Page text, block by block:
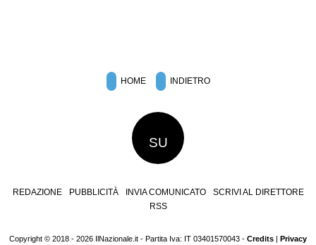
HOME INDIETRO
SU
REDAZIONE PUBBLICITÀ INVIA COMUNICATO
SCRIVI AL DIRETTORE
RSS
Copyright © 2018 - 2026 IlNazionale.it - Partita Iva: IT 03401570043 - Credits | Privacy